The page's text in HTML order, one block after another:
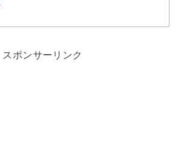
スポンサーリンク